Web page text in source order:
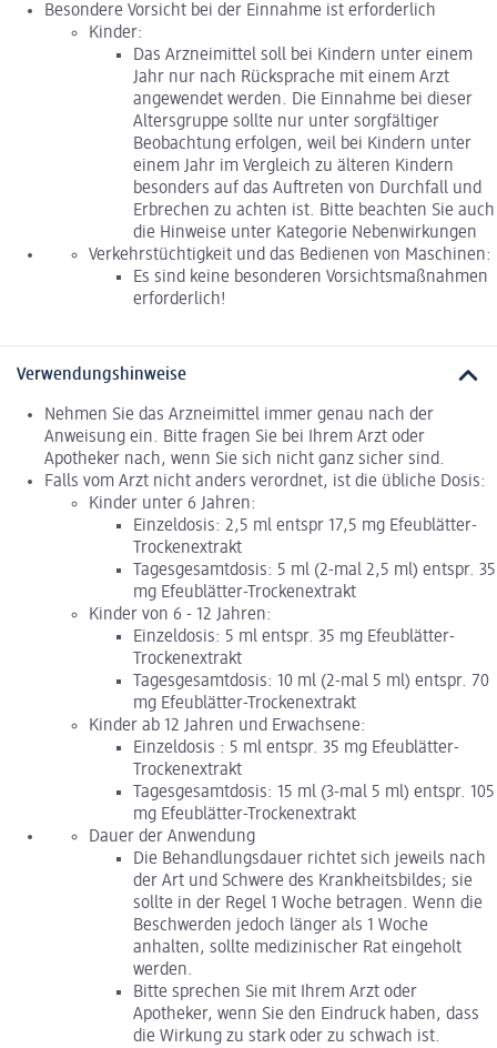
Besondere Vorsicht bei der Einnahme ist erforderlich
Kinder:
Das Arzneimittel soll bei Kindern unter einem
Jahr nur nach Rücksprache mit einem Arzt
angewendet werden. Die Einnahme bei dieser
Altersgruppe sollte nur unter sorgfältiger
Beobachtung erfolgen, weil bei Kindern unter
einem Jahr im Vergleich zu älteren Kindern
besonders auf das Auftreten von Durchfall und
Erbrechen zu achten ist. Bitte beachten Sie auch
die Hinweise unter Kategorie Nebenwirkungen
Verkehrstüchtigkeit und das Bedienen von Maschinen:
Es sind keine besonderen Vorsichtsmaßnahmen
erforderlich!
Verwendungshinweise
Nehmen Sie das Arzneimittel immer genau nach der
Anweisung ein. Bitte fragen Sie bei Ihrem Arzt oder
Apotheker nach, wenn Sie sich nicht ganz sicher sind.
Falls vom Arzt nicht anders verordnet, ist die übliche Dosis:
Kinder unter 6 Jahren:
Einzeldosis: 2,5 ml entspr 17,5 mg Efeublätter-
Trockenextrakt
Tagesgesamtdosis: 5 ml (2-mal 2,5 ml) entspr. 35
mg Efeublätter-Trockenextrakt
Kinder von 6 - 12 Jahren:
Einzeldosis: 5 ml entspr. 35 mg Efeublätter-
Trockenextrakt
Tagesgesamtdosis: 10 ml (2-mal 5 ml) entspr. 70
mg Efeublätter-Trockenextrakt
Kinder ab 12 Jahren und Erwachsene:
Einzeldosis : 5 ml entspr. 35 mg Efeublätter-
Trockenextrakt
Tagesgesamtdosis: 15 ml (3-mal 5 ml) entspr. 105
mg Efeublätter-Trockenextrakt
Dauer der Anwendung
Die Behandlungsdauer richtet sich jeweils nach
der Art und Schwere des Krankheitsbildes; sie
sollte in der Regel 1 Woche betragen. Wenn die
Beschwerden jedoch länger als 1 Woche
anhalten, sollte medizinischer Rat eingeholt
werden.
Bitte sprechen Sie mit Ihrem Arzt oder
Apotheker, wenn Sie den Eindruck haben, dass
die Wirkung zu stark oder zu schwach ist.